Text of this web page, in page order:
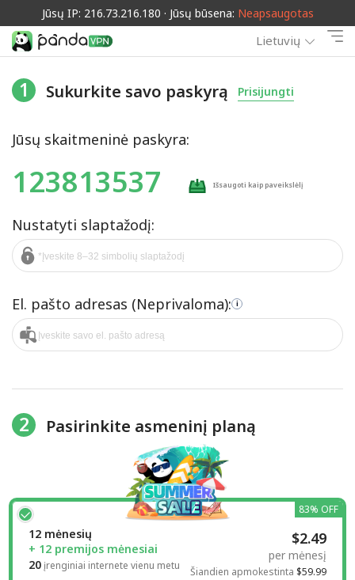
Jūsų IP: 216.73.216.180 · Jūsų būsena: Neapsaugotas
Lietuvių
1 Sukurkite savo paskyrą Prisijungti
Jūsų skaitmeninė paskyra:
123813537 Išsaugoti kaip paveikslėlį
Nustatyti slaptažodį:
El. pašto adresas (Neprivaloma): i
2 Pasirinkite asmeninį planą
12 mėnesių
+ 12 premijos mėnesiai
20 įrenginiai internete vienu metu
$2.49
per mėnesį
Šiandien apmokestinta $59.99
83% OFF